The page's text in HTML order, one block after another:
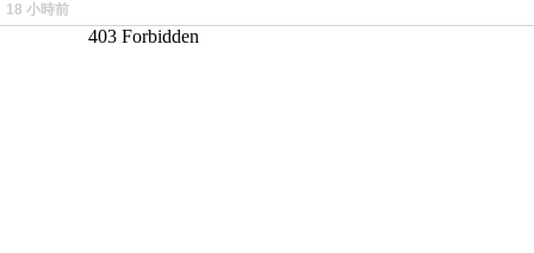
18 小時前